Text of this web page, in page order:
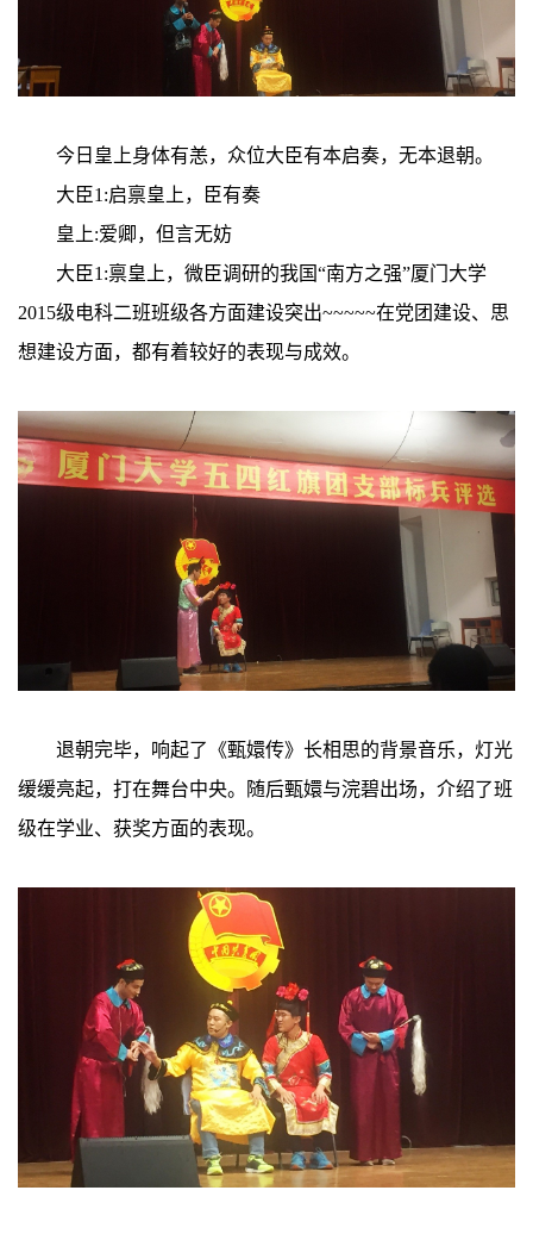
今日皇上身体有恙，众位大臣有本启奏，无本退朝。
大臣1:启禀皇上，臣有奏
皇上:爱卿，但言无妨
大臣1:禀皇上，微臣调研的我国“南方之强”厦门大学
2015级电科二班班级各方面建设突出~~~~~在党团建设、思
想建设方面，都有着较好的表现与成效。
退朝完毕，响起了《甄嬛传》长相思的背景音乐，灯光
缓缓亮起，打在舞台中央。随后甄嬛与浣碧出场，介绍了班
级在学业、获奖方面的表现。